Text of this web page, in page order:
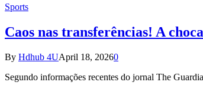
Sports
Caos nas transferências! A
By Hdhub 4UApril 18, 20260
Segundo informações recentes do jornal The